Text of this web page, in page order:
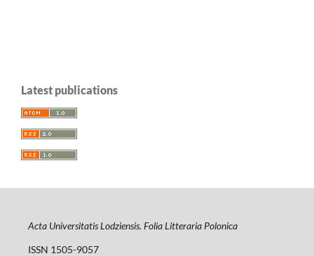
Latest publications
Acta Universitatis Lodziensis. Folia Litteraria Polonica
ISSN 1505-9057